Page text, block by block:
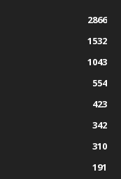
2866
1532
1043
554
423
342
310
191